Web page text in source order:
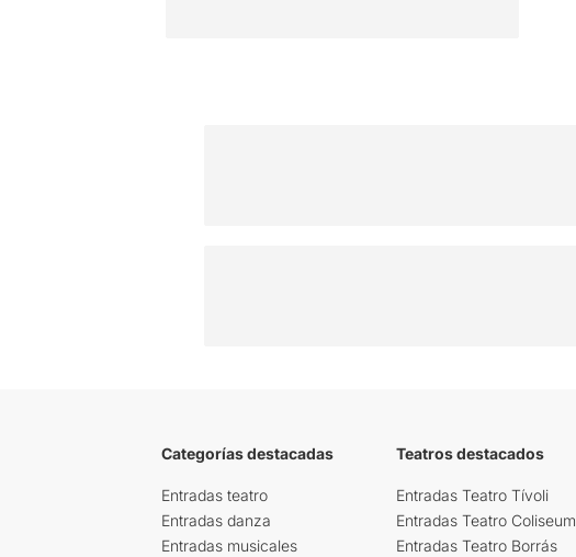
Categorías destacadas
Entradas teatro
Entradas danza
Entradas musicales
Teatros destacados
Entradas Teatro Tívoli
Entradas Teatro Coliseum
Entradas Teatro Borrás